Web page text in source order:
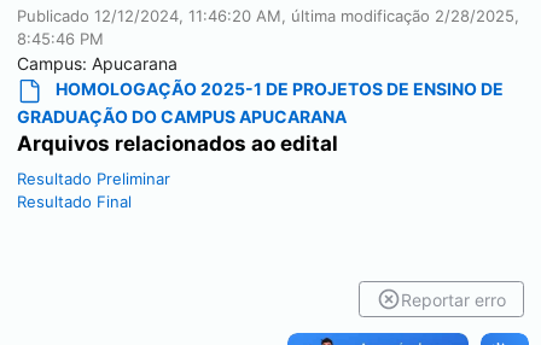
Publicado 12/12/2024, 11:46:20 AM , última modificação 2/28/2025,
8:45:46 PM
Campus: Apucarana
HOMOLOGAÇÃO 2025-1 DE PROJETOS DE ENSINO DE
GRADUAÇÃO DO CAMPUS APUCARANA
Arquivos relacionados ao edital
Resultado Preliminar
Resultado Final
Reportar erro